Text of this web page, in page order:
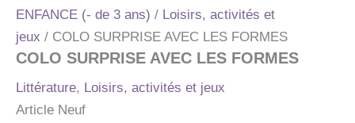
ENFANCE (- de 3 ans) / Loisirs, activités et
jeux / COLO SURPRISE AVEC LES FORMES
COLO SURPRISE AVEC LES FORMES
Littérature, Loisirs, activités et jeux
Article Neuf